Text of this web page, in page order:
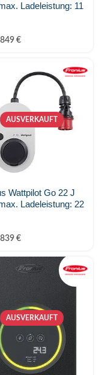
Ladeleistung: 11
849 €
AUSVERKAUFT
Wattpilot Go 22 J
Ladeleistung: 22
839 €
AUSVERKAUFT